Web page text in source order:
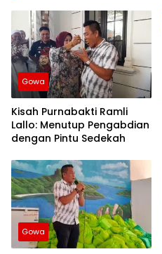
Gowa
Kisah Purnabakti Ramli
Lallo: Menutup Pengabdian
dengan Pintu Sedekah
Gowa